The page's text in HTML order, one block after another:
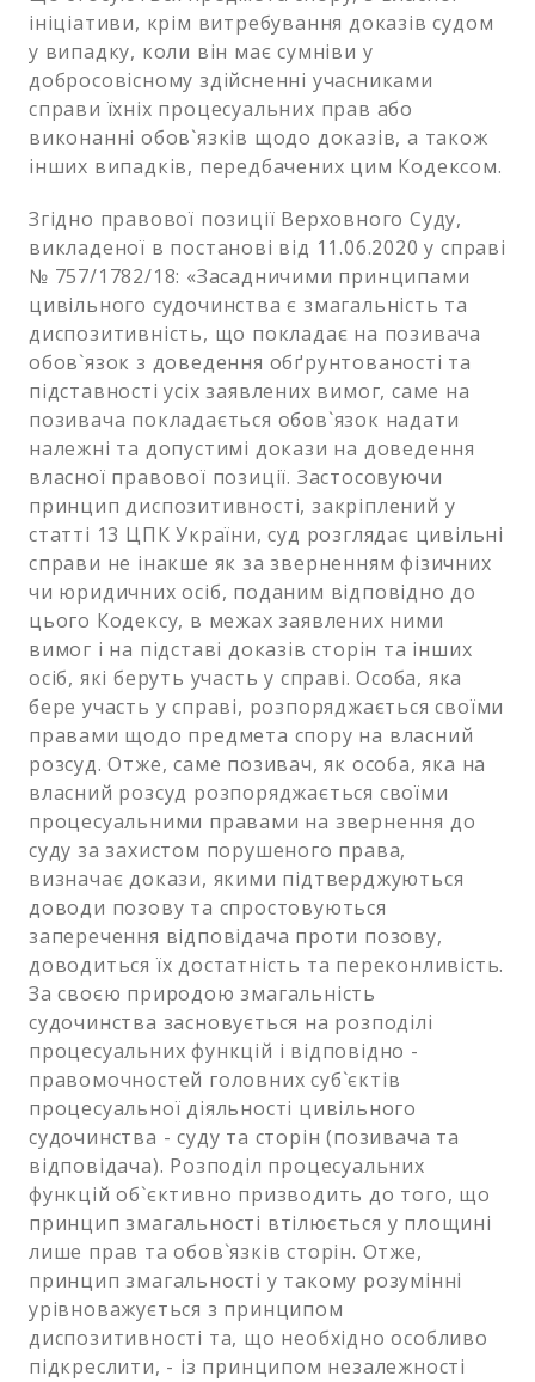
ініціативи, крім витребування доказів судом
у випадку, коли він має сумніви у
добросовісному здійсненні учасниками
справи їхніх процесуальних прав або
виконанні обов`язків щодо доказів, а також
інших випадків, передбачених цим Кодексом.
Згідно правової позиції Верховного Суду,
викладеної в постанові від 11.06.2020 у справі
№ 757/1782/18: «Засадничими принципами
цивільного судочинства є змагальність та
диспозитивність, що покладає на позивача
обов`язок з доведення обґрунтованості та
підставності усіх заявлених вимог, саме на
позивача покладається обов`язок надати
належні та допустимі докази на доведення
власної правової позиції. Застосовуючи
принцип диспозитивності, закріплений у
статті 13 ЦПК України, суд розглядає цивільні
справи не інакше як за зверненням фізичних
чи юридичних осіб, поданим відповідно до
цього Кодексу, в межах заявлених ними
вимог і на підставі доказів сторін та інших
осіб, які беруть участь у справі. Особа, яка
бере участь у справі, розпоряджається своїми
правами щодо предмета спору на власний
розсуд. Отже, саме позивач, як особа, яка на
власний розсуд розпоряджається своїми
процесуальними правами на звернення до
суду за захистом порушеного права,
визначає докази, якими підтверджуються
доводи позову та спростовуються
заперечення відповідача проти позову,
доводиться їх достатність та переконливість.
За своєю природою змагальність
судочинства засновується на розподілі
процесуальних функцій і відповідно -
правомочностей головних суб`єктів
процесуальної діяльності цивільного
судочинства - суду та сторін (позивача та
відповідача). Розподіл процесуальних
функцій об`єктивно призводить до того, що
принцип змагальності втілюється у площині
лише прав та обов`язків сторін. Отже,
принцип змагальності у такому розумінні
урівноважується з принципом
диспозитивності та, що необхідно особливо
підкреслити, - із принципом незалежності